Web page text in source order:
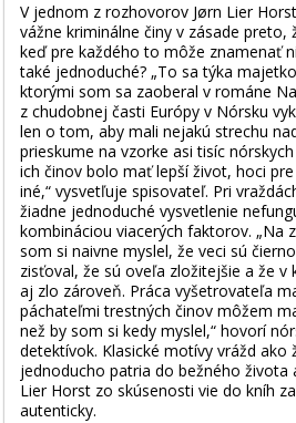
V jednom z rozhovorov Jørn Lier
vážne kriminálne činy v zásade preto,
keď pre každého to môže znamenať
také jednoduché? „To sa týka
ktorými som sa zaoberal v románe
z chudobnej časti Európy v Nórsku
len o tom, aby mali nejakú strechu
prieskume na vzorke asi tisíc
ich činov bolo mať lepší život, hoci
iné,“ vysvetľuje spisovateľ. Pri
žiadne jednoduché vysvetlenie
kombináciou viacerých faktorov. „Na
som si naivne myslel, že veci sú
zisťoval, že sú oveľa zložitejšie a že
aj zlo zároveň. Práca vyšetrovateľa
páchateľmi trestných činov môžem
než by som si kedy myslel,“ hovorí
detektívok. Klasické motívy vrážd ako
jednoducho patria do bežného života
Lier Horst zo skúsenosti vie do kníh
autenticky.